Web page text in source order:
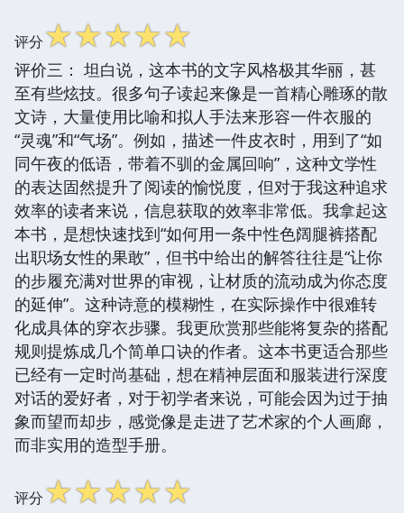
评分☆☆☆☆☆
评价三： 坦白说，这本书的文字风格极其华丽，甚
至有些炫技。很多句子读起来像是一首精心雕琢的散
文诗，大量使用比喻和拟人手法来形容一件衣服的
“灵魂”和“气场”。例如，描述一件皮衣时，用到了“如
同午夜的低语，带着不驯的金属回响”，这种文学性
的表达固然提升了阅读的愉悦度，但对于我这种追求
效率的读者来说，信息获取的效率非常低。我拿起这
本书，是想快速找到“如何用一条中性色阔腿裤搭配
出职场女性的果敢”，但书中给出的解答往往是“让你
的步履充满对世界的审视，让材质的流动成为你态度
的延伸”。这种诗意的模糊性，在实际操作中很难转
化成具体的穿衣步骤。我更欣赏那些能将复杂的搭配
规则提炼成几个简单口诀的作者。这本书更适合那些
已经有一定时尚基础，想在精神层面和服装进行深度
对话的爱好者，对于初学者来说，可能会因为过于抽
象而望而却步，感觉像是走进了艺术家的个人画廊，
而非实用的造型手册。
评分☆☆☆☆☆